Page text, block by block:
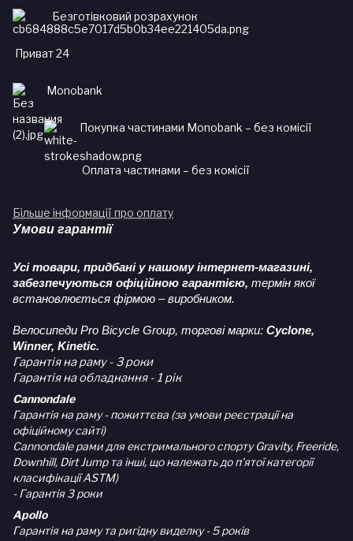
Безготівковий розрахунок
Приват 24
Monobank
Покупка частинами Monobank – без комісії
Оплата частинами – без комісії
Більше інформації про оплату
Умови гарантії
Усі товари, придбані у нашому інтернет-магазині,
забезпечуються офіційною гарантією, термін якої
встановлюється фірмою – виробником.
Велосипеди Pro Bicycle Group, торгові марки: Cyclone,
Winner, Kinetic.
Гарантія на раму - 3 роки
Гарантія на обладнання - 1 рік
Cannondale
Гарантія на раму - пожиттєва (за умови реєстрації на
офіційному сайті)
Cannondale рами для екстримального спорту Gravity, Freeride,
Downhill, Dirt Jump та інші, що належать до п'ятої категорії
класифікації ASTM)
- Гарантія 3 роки
Apollo
Гарантія на раму та ригідну виделку - 5 років